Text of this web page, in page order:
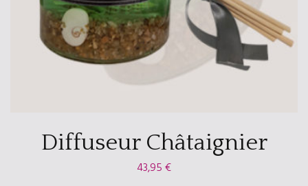
Diffuseur Châtaignier
43,95€